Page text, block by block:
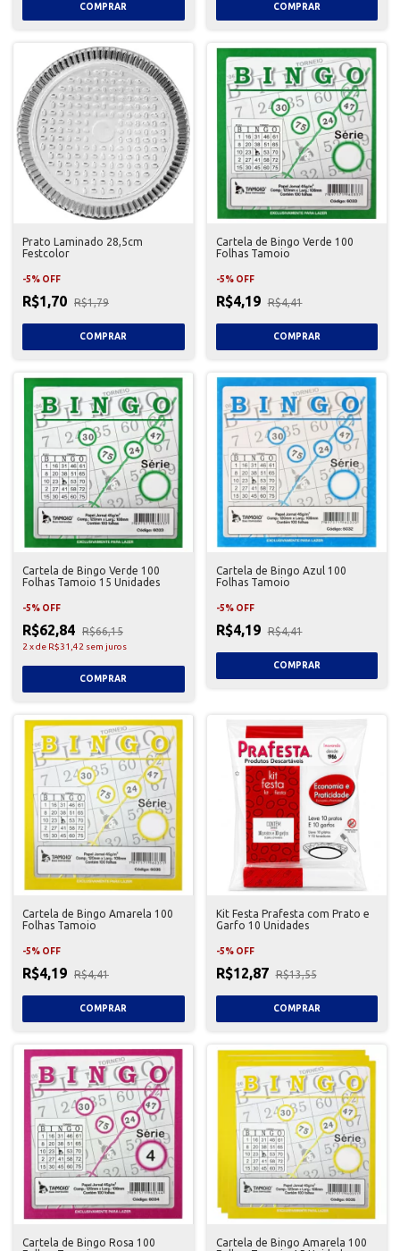
Prato Laminado 28,5cm
Festcolor
-5% OFF
R$1,70 R$1,79
Cartela de Bingo Verde 100
Folhas Tamoio
-5% OFF
R$4,19 R$4,41
Cartela de Bingo Verde 100
Folhas Tamoio 15 Unidades
-5% OFF
R$62,84 R$66,15
2 xde R$31,42 sem juros
Cartela de Bingo Azul 100
Folhas Tamoio
-5% OFF
R$4,19 R$4,41
Cartela de Bingo Amarela 100
Folhas Tamoio
-5% OFF
R$4,19 R$4,41
Kit Festa Prafesta com Prato e
Garfo 10 Unidades
-5% OFF
R$12,87 R$13,55
Cartela de Bingo Rosa 100
Cartela de Bingo Amarela 100